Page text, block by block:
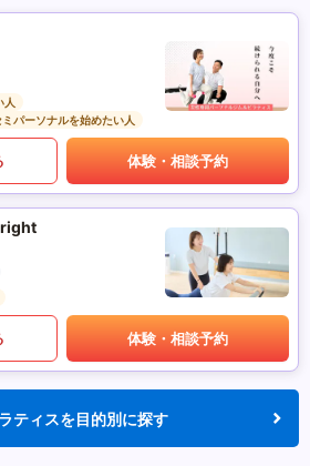
人
ミパーソナルを始めたい人
体験・相談予約
体験・相談予約
ティスを目的別に探す